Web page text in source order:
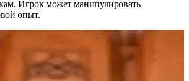
Игрок может манипулировать
опыт.